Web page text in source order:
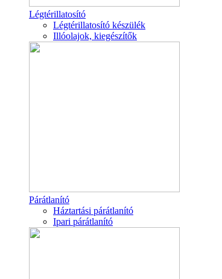
Légtérillatosító
Légtérillatosító készülék
Illóolajok, kiegészítők
Párátlanító
Háztartási párátlanító
Ipari párátlanító